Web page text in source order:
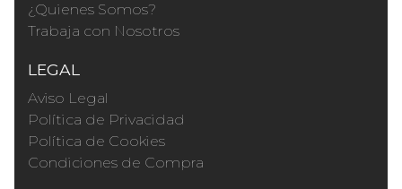
¿Quienes Somos?
Trabaja con Nosotros
LEGAL
Aviso Legal
Política de Privacidad
Política de Cookies
Condiciones de Compra